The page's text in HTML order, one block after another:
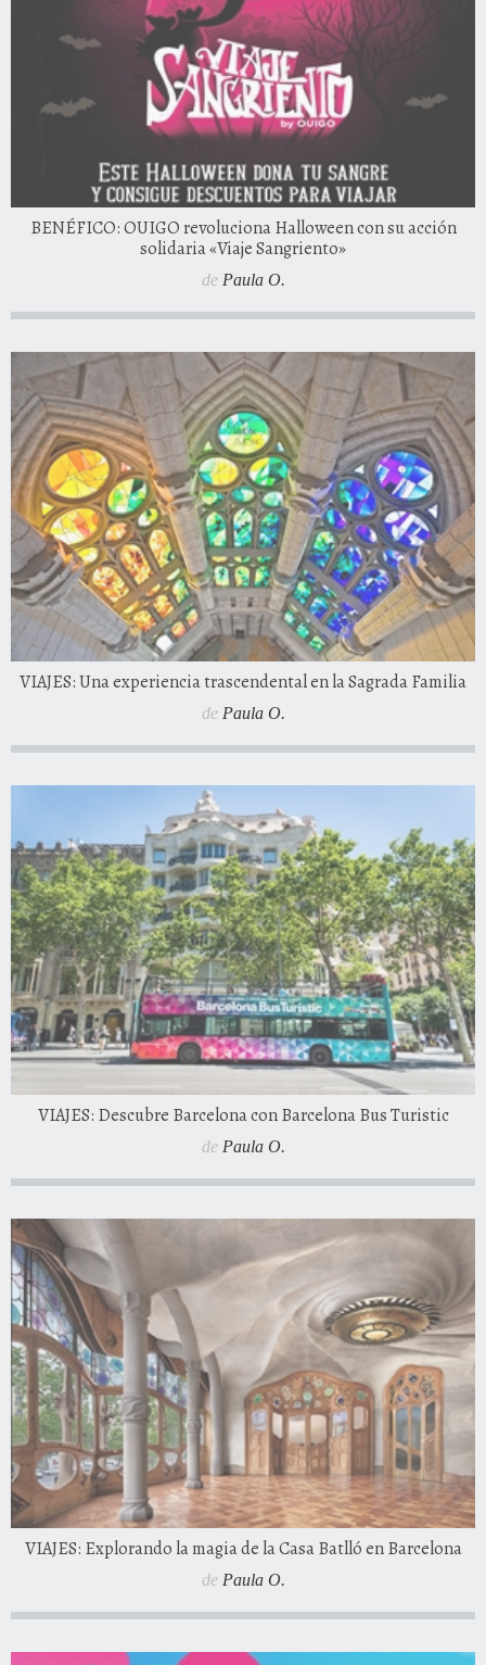
BENÉFICO: OUIGO revoluciona Halloween con su acción
solidaria «Viaje Sangriento»
de Paula O.
VIAJES: Una experiencia trascendental en la Sagrada Familia
de Paula O.
VIAJES: Descubre Barcelona con Barcelona Bus Turistic
de Paula O.
VIAJES: Explorando la magia de la Casa Batlló en Barcelona
de Paula O.